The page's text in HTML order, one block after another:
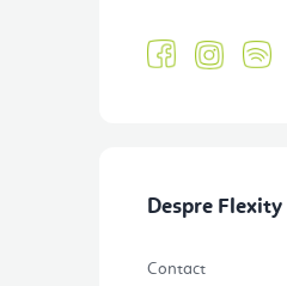
Despre Flexity
Contact